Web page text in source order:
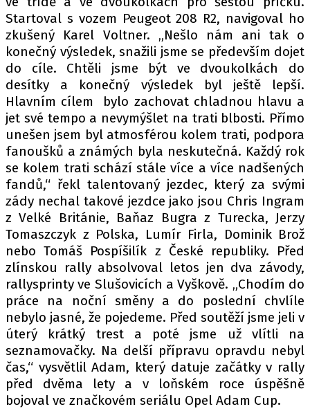
Startoval s vozem Peugeot 208 R2, navigoval ho
zkušený Karel Voltner. „Nešlo nám ani tak o
konečný výsledek, snažili jsme se především dojet
do cíle. Chtěli jsme být ve dvoukolkách do
desítky a konečný výsledek byl ještě lepší.
Hlavním cílem bylo zachovat chladnou hlavu a
jet své tempo a nevymýšlet na trati blbosti. Přímo
unešen jsem byl atmosférou kolem trati, podpora
fanoušků a známých byla neskutečná. Každý rok
se kolem trati schází stále více a více nadšených
fandů,“ řekl talentovaný jezdec, který za svými
zády nechal takové jezdce jako jsou Chris Ingram
z Velké Británie, Baňaz Bugra z Turecka, Jerzy
Tomaszczyk z Polska, Lumír Firla, Dominik Brož
nebo Tomáš Pospíšilík z České republiky. Před
zlínskou rally absolvoval letos jen dva závody,
rallysprinty ve Slušovicích a Vyškově. „Chodím do
práce na noční směny a do poslední chvlíle
nebylo jasné, že pojedeme. Před soutěží jsme jeli v
úterý krátký trest a poté jsme už vlítli na
seznamovačky. Na delší přípravu opravdu nebyl
čas,“ vysvětlil Adam, který datuje začátky v rally
před dvěma lety a v loňském roce úspěšně
bojoval ve značkovém seriálu Opel Adam Cup.